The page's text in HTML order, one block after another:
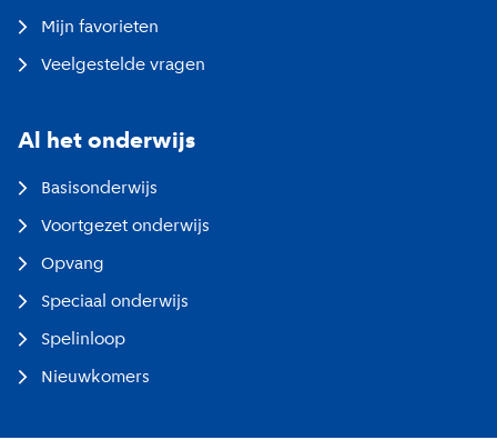
Mijn favorieten
Veelgestelde vragen
Al het onderwijs
Basisonderwijs
Voortgezet onderwijs
Opvang
Speciaal onderwijs
Spelinloop
Nieuwkomers